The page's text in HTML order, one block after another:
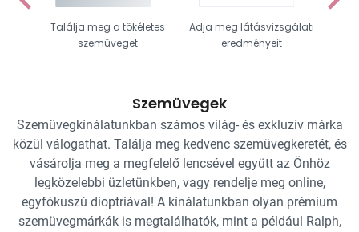
Találja meg a tökéletes
szemüveget
Adja meg látásvizsgálati
eredményeit
Szemüvegek
Szemüvegkínálatunkban számos világ- és exkluzív márka
közül válogathat. Találja meg kedvenc szemüvegkeretét, és
vásárolja meg a megfelelő lencsével együtt az Önhöz
legközelebbi üzletünkben, vagy rendelje meg online,
egyfókuszú dioptriával! A kínálatunkban olyan prémium
szemüvegmárkák is megtalálhatók, mint a például Ralph,